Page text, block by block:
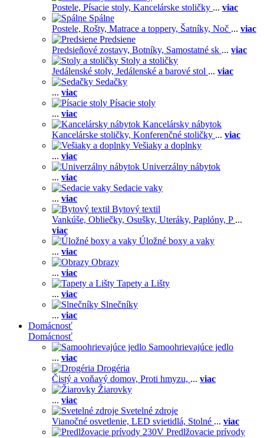
Postele, Písacie stoly, Kancelárske stoličky ... viac
Spálne
Postele, Rošty, Matrace a toppery, Šatníky, Noč ... viac
Predsiene
Predsieňové zostavy, Botníky, Samostatné sk ... viac
Stoly a stoličky
Jedálenské stoly, Jedálenské a barové stol ... viac
Sedačky
... viac
Písacie stoly
... viac
Kancelársky nábytok
Kancelárske stoličky, Konferenčné stoličky ... viac
Vešiaky a doplnky
... viac
Univerzálny nábytok
... viac
Sedacie vaky
... viac
Bytový textil
Vankúše, Obliečky, Osušky, Uteráky, Paplóny, P ...
viac
Úložné boxy a vaky
... viac
Obrazy
... viac
Tapety a Lišty
... viac
Slnečníky
... viac
Domácnosť
Domácnosť
Samoohrievajúce jedlo
... viac
Drogéria
Čistý a voňavý domov, Proti hmyzu, ... viac
Žiarovky
... viac
Svetelné zdroje
Vianočné osvetlenie, LED svietidlá, Stolné ... viac
Predlžovacie prívody